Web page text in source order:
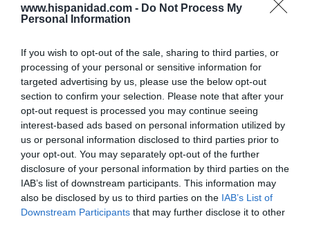
www.hispanidad.com - Do Not Process My
Personal Information
If you wish to opt-out of the sale, sharing to third parties, or
processing of your personal or sensitive information for
targeted advertising by us, please use the below opt-out
section to confirm your selection. Please note that after your
opt-out request is processed you may continue seeing
interest-based ads based on personal information utilized by
us or personal information disclosed to third parties prior to
your opt-out. You may separately opt-out of the further
disclosure of your personal information by third parties on the
IAB’s list of downstream participants. This information may
also be disclosed by us to third parties on the IAB’s List of
Downstream Participants that may further disclose it to other
He leído y acepto lascondiciones legales